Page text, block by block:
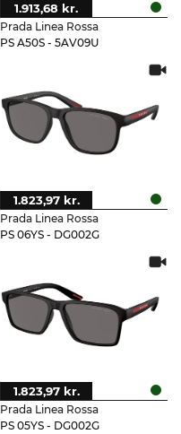
Prada Linea Rossa
PS A50S - 5AV09U
1.913,68 kr.
Prada Linea Rossa
PS 06YS - DG002G
1.823,97 kr.
Prada Linea Rossa
PS 05YS - DG002G
1.823,97 kr.